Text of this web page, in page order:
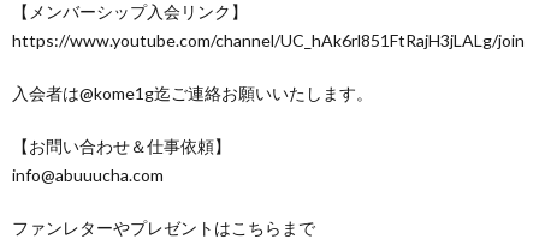
【メンバーシップ入会リンク】
https://www.youtube.com/channel/UC_hAk6rl851FtRajH3jLALg/join
入会者は@kome1g迄ご連絡お願いいたします。
【お問い合わせ＆仕事依頼】
info@abuuucha.com
ファンレターやプレゼントはこちらまで